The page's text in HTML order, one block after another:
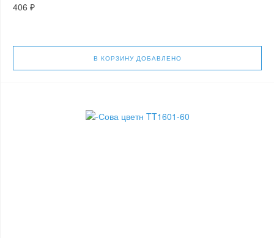
406 ₽
В КОРЗИНУ ДОБАВЛЕНО